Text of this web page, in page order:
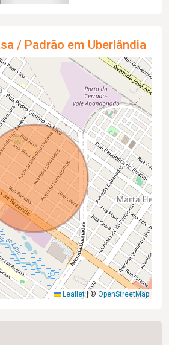
/ Padrão em Uberlândia
Leaflet |© OpenStreetMap